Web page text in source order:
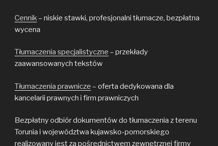
Cennik – niskie stawki, profesjonalni tłumacze, bezpłatna
wycena
Tłumaczenia specjalistyczne – przekłady
zaawansowanych tekstów
Tłumaczenia prawnicze – oferta dedykowana dla
kancelarii prawnych i firm prawniczych
Bezpłatny odbiór dokumentów do tłumaczenia z terenu
Torunia i województwa kujawsko-pomorskiego
realizowany jest za pośrednictwem zewnętrznej firmy